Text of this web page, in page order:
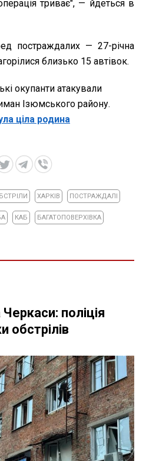
триває", — йдеться в
постраждалих — 27-річна
близько 15 автівок.
окупанти атакували
Ізюмського району.
ціла родина
ХАРКІВ ПОСТРАЖДАЛІ
КАБ БАГАТОПОВЕРХІВКА
поліція
обстрілів